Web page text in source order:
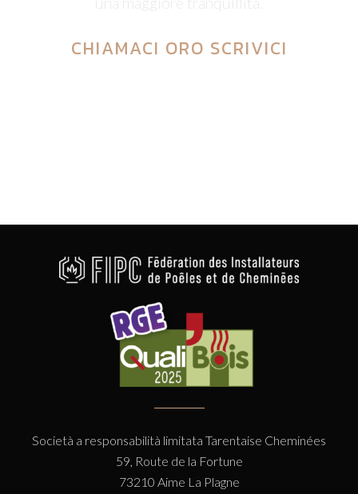
CHIAMACI ORO SCRIVICI
Società a responsabilità limitata Tarentaise Cheminées
59, Route de la Fortune
73210 Aime La Plagne